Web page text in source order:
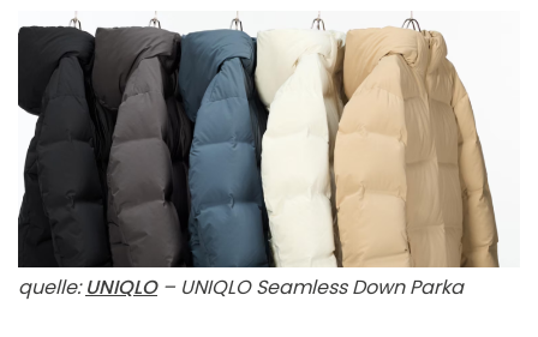
quelle:UNIQLO– UNIQLO Seamless Down Parka